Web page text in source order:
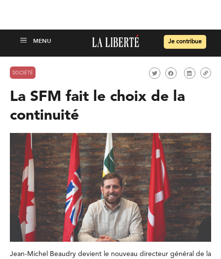
Je contribue
SOCIÉTÉ
La SFM fait le choix de la
continuité
Jean-Michel Beaudry devient le nouveau directeur général de la